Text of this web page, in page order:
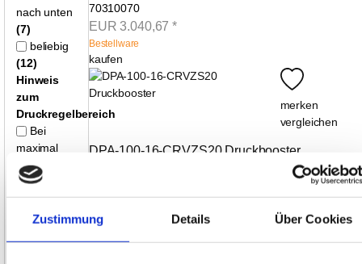
Zustimmung Details Über Cookies
70310070
EUR 3.040,67 *
Bestellware
kaufen
merken
vergleichen
DPA-100-16-CRVZS20 Druckbooster
Bestellware
kaufen
nach unten
(7)
beliebig
(12)
Hinweis
zum
Druckregelbereich
Bei
maximal
gespannter
Reglerfeder
kann der
maximale